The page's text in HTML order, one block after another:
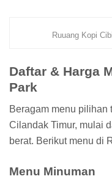
Ruuang Kopi
Daftar & Harga
Park
Beragam menu
Cilandak Timur, mulai
berat. Berikut menu di
Menu Minuman